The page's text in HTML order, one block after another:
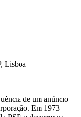
Lisboa
de um anúncio
Em 1973